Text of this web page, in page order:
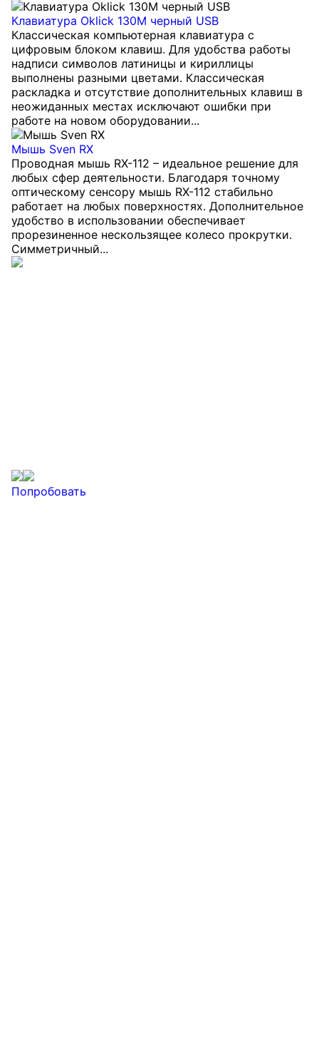
Клавиатура Oklick 130M черный USB
Классическая компьютерная клавиатура с
цифровым блоком клавиш. Для удобства работы
надписи символов латиницы и кириллицы
выполнены разными цветами. Классическая
раскладка и отсутствие дополнительных клавиш в
неожиданных местах исключают ошибки при
работе на новом оборудовании...
Мышь Sven RX
Проводная мышь RX-112 – идеальное решение для
любых сфер деятельности. Благодаря точному
оптическому сенсору мышь RX-112 стабильно
работает на любых поверхностях. Дополнительное
удобство в использовании обеспечивает
прорезиненное нескользящее колесо прокрутки.
Симметричный...
Попробовать